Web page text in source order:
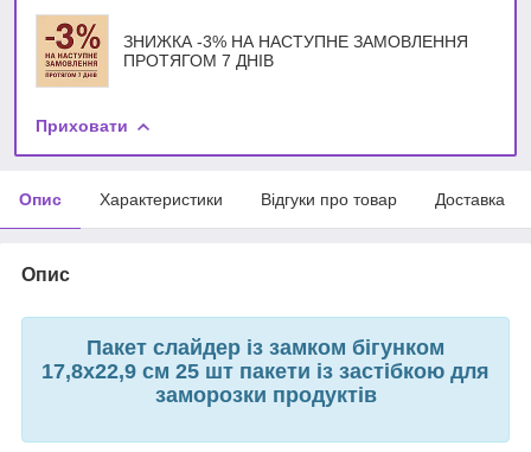
ЗНИЖКА -3% НА НАСТУПНЕ ЗАМОВЛЕННЯ
ПРОТЯГОМ 7 ДНІВ
Приховати
Опис Характеристики Відгуки про товар Доставка
Опис
Пакет слайдер із замком бігунком
17,8x22,9 см 25 шт пакети із застібкою для
заморозки продуктів